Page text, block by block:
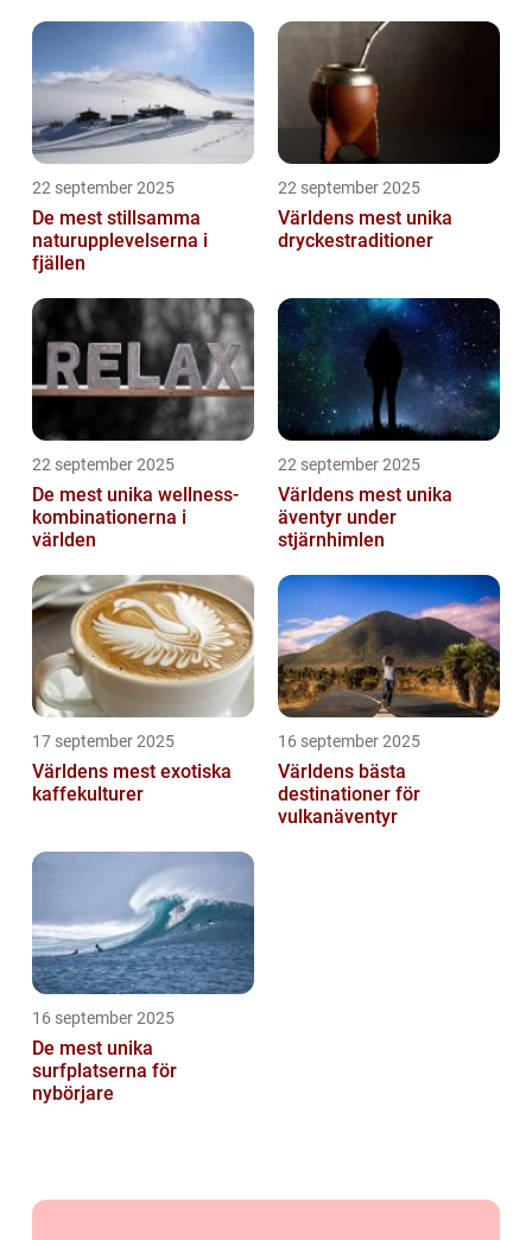
22 september 2025
De mest stillsamma
naturupplevelserna i
fjällen
22 september 2025
Världens mest unika
dryckestraditioner
22 september 2025
De mest unika wellness-
kombinationerna i
världen
22 september 2025
Världens mest unika
äventyr under
stjärnhimlen
17 september 2025
Världens mest exotiska
kaffekulturer
16 september 2025
Världens bästa
destinationer för
vulkanäventyr
16 september 2025
De mest unika
surfplatserna för
nybörjare